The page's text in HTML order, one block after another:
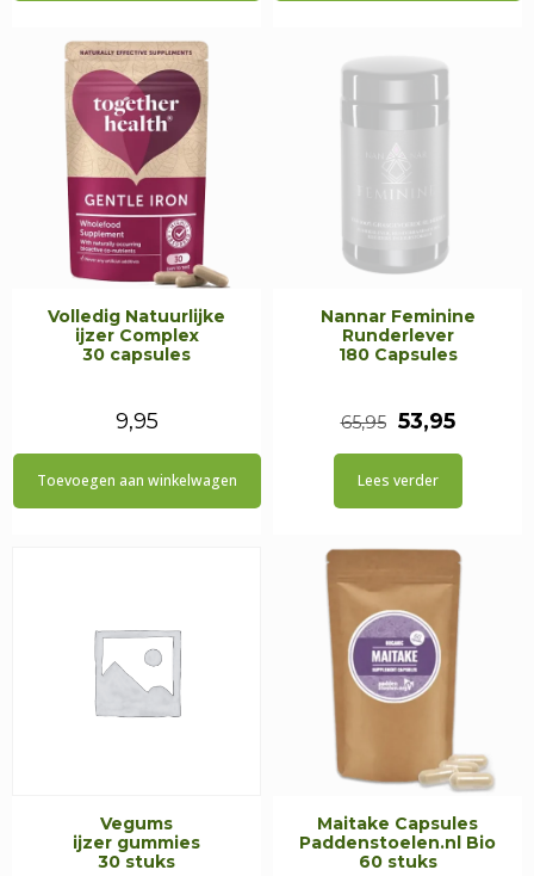
Volledig Natuurlijke
ijzer Complex
30 capsules
9,95
Toevoegen aan winkelwagen
Nannar Feminine
Runderlever
180 Capsules
65,95
prijs
53,95
prijs
Lees verder
Vegums
ijzer gummies
30 stuks
Maitake Capsules
Paddenstoelen.nl Bio
60 stuks